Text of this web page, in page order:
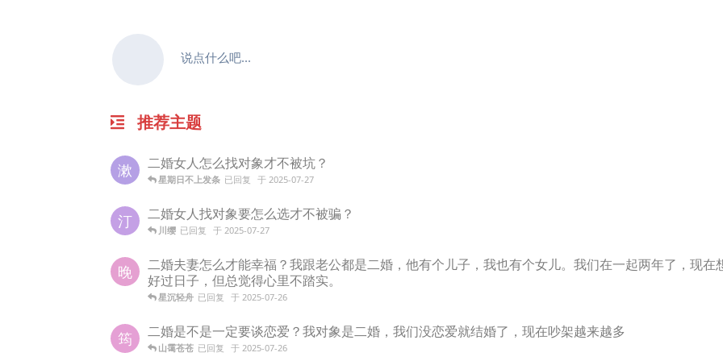
说点什么吧...
推荐主题
漱 二婚女人怎么找对象才不被坑？
星期日不上发条 已回复 于 2025-07-27
汀 二婚女人找对象要怎么选才不被骗？
川缨 已回复 于 2025-07-27
晚
二婚夫妻怎么才能幸福？我跟老公都是二婚，他有个儿子，我也有个女儿。我们在一起两年了，现在
好过日子，但总觉得心里不踏实。
星沉轻舟 已回复 于 2025-07-26
筠 二婚是不是一定要谈恋爱？我对象是二婚，我们没恋爱就结婚了，现在吵架越来越多
山霭苍苍 已回复 于 2025-07-26